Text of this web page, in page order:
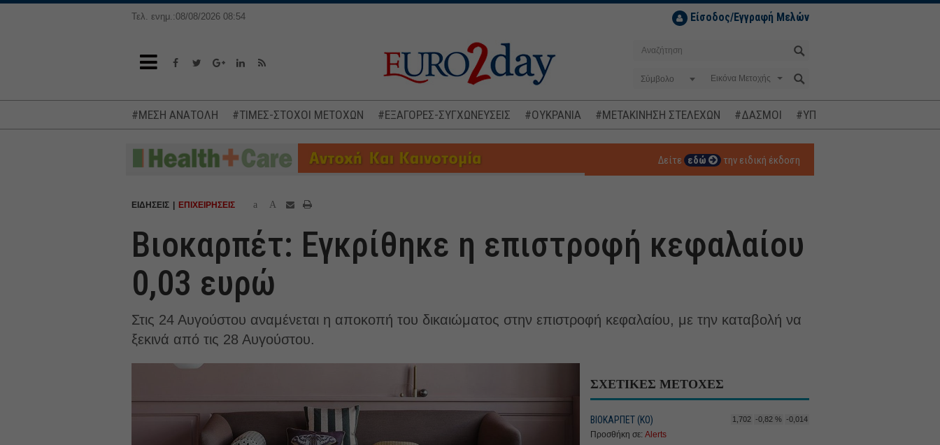
Τελ. ενημ.:08/08/2026 08:54 Είσοδος/Εγγραφή Μελών
Σύμβολο
#ΜΕΣΗ ΑΝΑΤΟΛΗ #ΤΙΜΕΣ-ΣΤΟΧΟΙ ΜΕΤΟΧΩΝ #ΕΞΑΓΟΡΕΣ-ΣΥΓΧΩΝΕΥΣΕΙΣ #ΟΥΚΡΑΝΙΑ #ΜΕΤΑΚΙΝΗΣΗ ΣΤΕΛΕΧΩΝ #ΔΑΣΜΟΙ #ΥΠΟΚΛΟΠΕΣ
Δείτε εδώ την ειδική έκδοση
ΕΙΔΗΣΕΙΣ ΕΠΙΧΕΙΡΗΣΕΙΣ a A
Βιοκαρπέτ: Εγκρίθηκε η επιστροφή κεφαλαίου
0,03 ευρώ
Στις 24 Αυγούστου αναμένεται η αποκοπή του δικαιώματος στην επιστροφή κεφαλαίου, με την καταβολή να
ξεκινά από τις 28 Αυγούστου.
ΣΧΕΤΙΚΕΣ ΜΕΤΟΧΕΣ
ΒΙΟΚΑΡΠΕΤ (ΚΟ) 1,702 -0,82 % -0,014
Προσθήκη σε: Alerts